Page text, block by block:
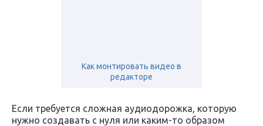
Как монтировать видео в
редакторе
Если требуется сложная аудиодорожка, которую
нужно создавать с нуля или каким-то образом